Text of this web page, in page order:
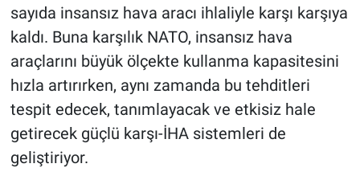
sayıda insansız hava aracı ihlaliyle karşı karşıya
kaldı. Buna karşılık NATO, insansız hava
araçlarını büyük ölçekte kullanma kapasitesini
hızla artırırken, aynı zamanda bu tehditleri
tespit edecek, tanımlayacak ve etkisiz hale
getirecek güçlü karşı-İHA sistemleri de
geliştiriyor.